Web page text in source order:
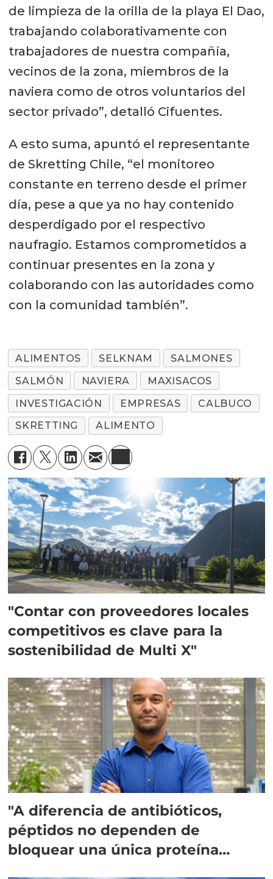
de limpieza de la orilla de la playa El Dao,
trabajando colaborativamente con
trabajadores de nuestra compañía,
vecinos de la zona, miembros de la
naviera como de otros voluntarios del
sector privado”, detalló Cifuentes.
A esto suma, apuntó el representante
de Skretting Chile, “el monitoreo
constante en terreno desde el primer
día, pese a que ya no hay contenido
desperdigado por el respectivo
naufragio. Estamos comprometidos a
continuar presentes en la zona y
colaborando con las autoridades como
con la comunidad también”.
ALIMENTOS SELKNAM
SALMONES
SALMÓN
NAVIERA
MAXISACOS
INVESTIGACIÓN
EMPRESAS
CALBUCO
SKRETTING
ALIMENTO
"Contar con proveedores locales
competitivos es clave para la
sostenibilidad de Multi X"
"A diferencia de antibióticos,
péptidos no dependen de
bloquear una única proteína